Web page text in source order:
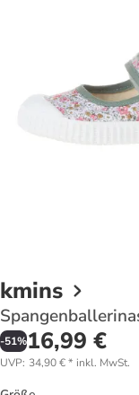
kmins
-51%16,99 €
UVP: 34,90 €* inkl. MwSt.